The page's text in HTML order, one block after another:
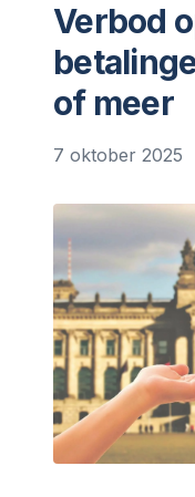
werken bij
Verbod
of meer
7 oktober 2025